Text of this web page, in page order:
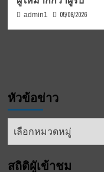
admin1 05/08/2026
หัวข้อข่าว
หัวข้อ
สถิติผูัเข้าชม